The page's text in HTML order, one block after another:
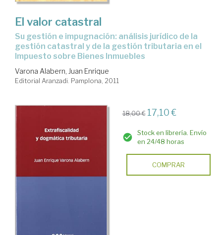
El valor catastral
su gestión e impugnación: análisis jurídico de la
gestión catastral y de la gestión tributaria en el
Impuesto sobre Bienes Inmuebles
Varona Alabern, Juan Enrique
Editorial Aranzadi. Pamplona, 2011
18,00 € 17,10 €
Stock en librería. Envío
en 24/48 horas
COMPRAR